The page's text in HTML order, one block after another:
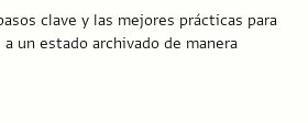
clave y las mejores prácticas para
un estado archivado de manera